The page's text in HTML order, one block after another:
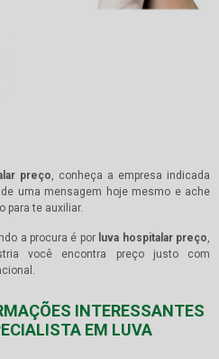
preço, conheça a empresa indicada
uma mensagem hoje mesmo e ache
para te auxiliar.
a procura é por luva hospitalar preço,
você encontra preço justo com
INTERESSANTES
EM LUVA